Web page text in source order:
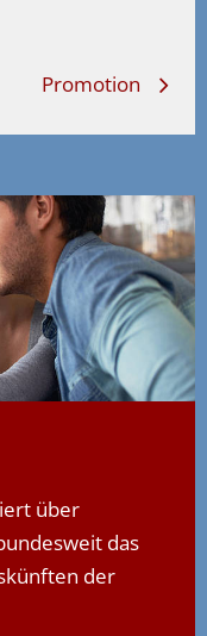
Promotion
über
das
der